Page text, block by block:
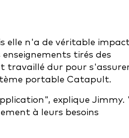
elle n'a de véritable
tirés des
travaillé dur pour
portable Catapult.
explique Jimmy.
à leurs besoins